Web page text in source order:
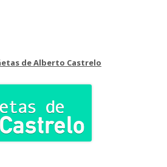
de Alberto Castrelo